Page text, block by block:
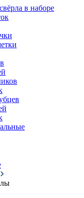
в наборе